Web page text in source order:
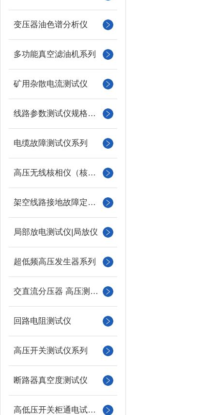
变压器油色谱分析仪
多功能真空滤油机系列
矿用杂散电流测试仪
线路参数测试仪规格型号
电缆故障测试仪系列
高压无线核相仪（核相器）
架空线路接地故障定位仪
局部放电测试仪|局放仪
超低频高压发生器系列
交直流分压器 高压测量仪
回路电阻测试仪
高压开关测试仪系列
断路器真空度测试仪
高低压开关柜通电试验台